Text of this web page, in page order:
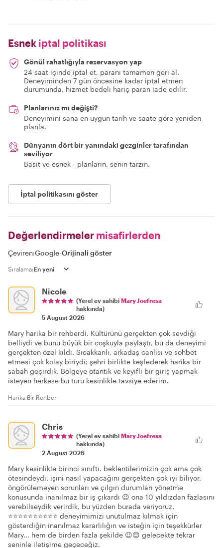
Esnek iptal politikası
Gönül rahatlığıyla rezervasyon yap
24 saat içinde iptal et, paranı tamamen geri al.
Deneyiminden 7 gün öncesine kadar iptal etmen
durumunda, hizmet bedeli hariç paran iade edilir.
Planlarınız mı değişti?
Deneyimini sana en uygun tarih ve saate göre yeniden
planla.
Dünyanın dört bir yanındaki gezginler tarafından
seviliyor
Basit ve esnek - planların, senin tarzın.
İptal politikasını göster
Değerlendirmeler misafirlerden
Çeviren:Google-Orijinali göster
Sıralama:
Nicole
(Yerel ev sahibi Mary Joefresa
hakkında)
5 August 2026
Mary harika bir rehberdi. Kültürünü gerçekten çok sevdiği
belliydi ve bunu büyük bir coşkuyla paylaştı, bu da deneyimi
gerçekten özel kıldı. Sıcakkanlı, arkadaş canlısı ve sohbet
etmesi çok kolay biriydi; şehri birlikte keşfederek harika bir
sabah geçirdik. Bölgeye otantik ve keyifli bir giriş yapmak
isteyen herkese bu turu kesinlikle tavsiye ederim.
Harika Bir Rehber
Chris
(Yerel ev sahibi Mary Joefresa
hakkında)
2 August 2026
Mary kesinlikle birinci sınıftı. beklentilerimizin çok ama çok
ötesindeydi. işini nasıl yapacağını gerçekten çok iyi biliyor.
öngörülemeyen sorunları ve çılgın durumları yönetme
konusunda inanılmaz bir iş çıkardı 😉 ona 10 yıldızdan fazlasını
verebilseydik verirdik, bu yüzden burada veriyoruz.
⭐️⭐️⭐️⭐️⭐️⭐️⭐️⭐️⭐️⭐️ deneyimimizi unutulmaz kılmak için
gösterdiğin inanılmaz kararlılığın ve isteğin için teşekkürler
Mary... hem de birden fazla şekilde 😉😊 gelecekte tekrar
seninle iletişime geçeceğiz.